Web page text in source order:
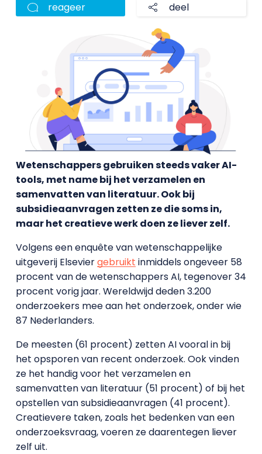
reageer deel
Wetenschappers gebruiken steeds vaker AI-
tools, met name bij het verzamelen en
samenvatten van literatuur. Ook bij
subsidieaanvragen zetten ze die soms in,
maar het creatieve werk doen ze liever zelf.
Volgens een enquête van wetenschappelijke
uitgeverij Elseviergebruikt inmiddels ongeveer 58
procent van de wetenschappers AI, tegenover 34
procent vorig jaar. Wereldwijd deden 3.200
onderzoekers mee aan het onderzoek, onder wie
87 Nederlanders.
De meesten (61 procent) zetten AI vooral in bij
het opsporen van recent onderzoek. Ook vinden
ze het handig voor het verzamelen en
samenvatten van literatuur (51 procent) of bij het
opstellen van subsidieaanvragen (41 procent).
Creatievere taken, zoals het bedenken van een
onderzoeksvraag, voeren ze daarentegen liever
zelf uit.